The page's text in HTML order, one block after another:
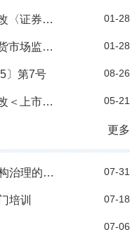
证监会令【第232号】： 《关于修改〈证券期货行政执法当事人承诺制度实施规定〉的决定》 01-28
证监会令【第231号】： 《证券期货市场监督管理措施实施办法》 01-28
〕第7号 08-26
证监会令【第230号】： 《关于修改＜上市公司重大资产重组管理办法＞的决定》 05-21
更多
四部门联合发布《关于健全金融机构治理的实施意见》 07-31
培训 07-18
07-06